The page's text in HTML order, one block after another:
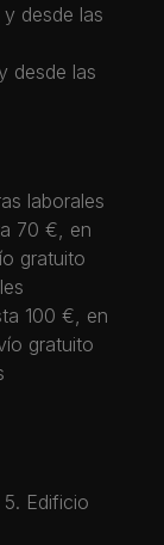
desde las
desde las
laborales
70 €, en
gratuito
100 €, en
gratuito
Edificio